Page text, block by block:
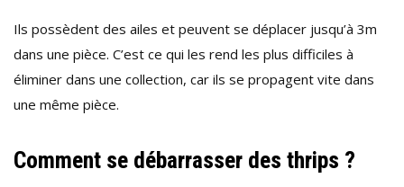
Ils possèdent des ailes et peuvent se déplacer jusqu’à 3m
dans une pièce. C’est ce qui les rend les plus difficiles à
éliminer dans une collection, car ils se propagent vite dans
une même pièce.
Comment se débarrasser des thrips ?